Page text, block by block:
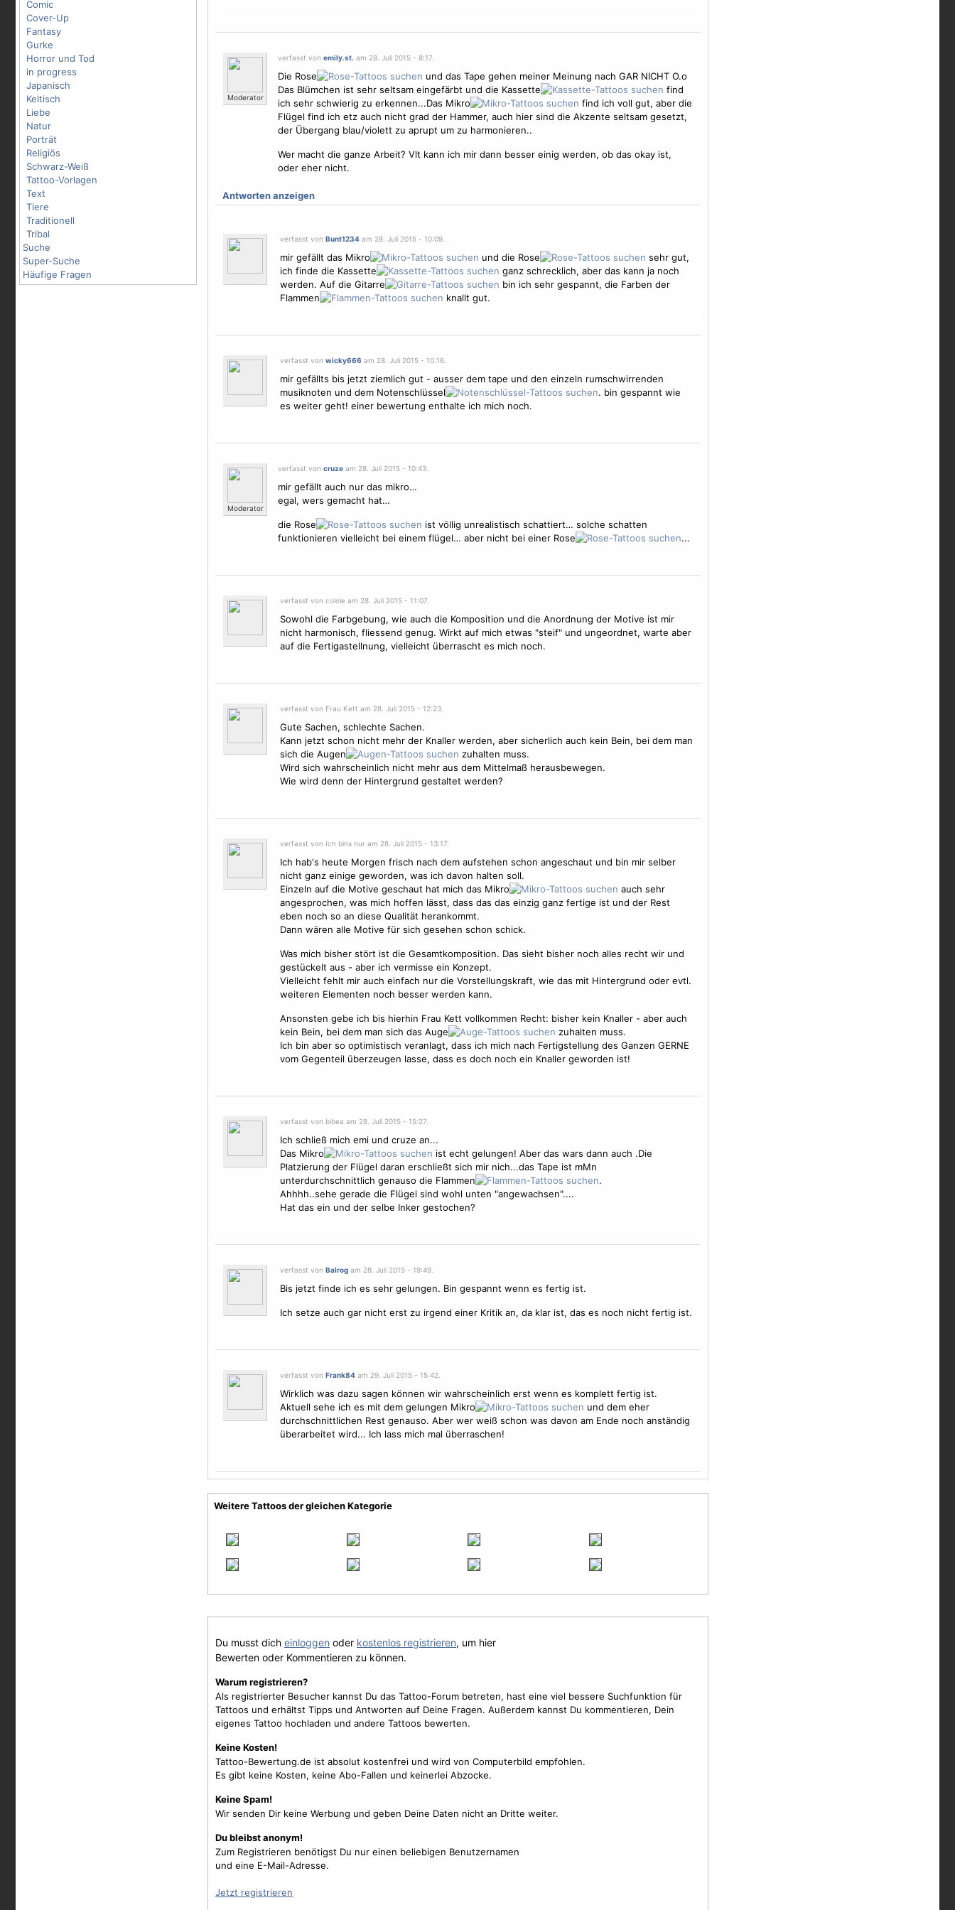
Comic
Cover-Up
Fantasy
Gurke
Horror und Tod
in progress
Japanisch
Keltisch
Liebe
Natur
Porträt
Religiös
Schwarz-Weiß
Tattoo-Vorlagen
Text
Tiere
Traditionell
Tribal
Suche
Super-Suche
Häufige Fragen
Moderator
verfasst von emily.st. am 28. Juli 2015 - 8:17.
Die Rose
und das Tape gehen meiner Meinung nach GAR NICHT O.o
Das Blümchen ist sehr seltsam eingefärbt und die Kassette
find
ich sehr schwierig zu erkennen...Das Mikro
find ich voll gut, aber die
Flügel find ich etz auch nicht grad der Hammer, auch hier sind die Akzente seltsam gesetzt,
der Übergang blau/violett zu aprupt um zu harmonieren..
Wer macht die ganze Arbeit? Vlt kann ich mir dann besser einig werden, ob das okay ist,
oder eher nicht.
Antworten anzeigen
verfasst von Bunt1234am 28. Juli 2015 - 10:09.
mir gefällt das Mikro und die Rose
sehr gut,
ich finde die Kassette
ganz schrecklich, aber das kann ja noch
werden. Auf die Gitarre
bin ich sehr gespannt, die Farben der
Flammen
knallt gut.
verfasst von wicky666 am 28. Juli 2015 - 10:16.
mir gefällts bis jetzt ziemlich gut - ausser dem tape und den einzeln rumschwirrenden
musiknoten und dem Notenschlüssel
. bin gespannt wie
es weiter geht! einer bewertung enthalte ich mich noch.
Moderator
verfasst von cruzeam 28. Juli 2015 - 10:43.
mir gefällt auch nur das mikro…
egal, wers gemacht hat…
die Rose
ist völlig unrealistisch schattiert… solche schatten
funktionieren vielleicht bei einem flügel… aber nicht bei einer Rose
...
verfasst von colole am 28. Juli 2015 - 11:07.
Sowohl die Farbgebung, wie auch die Komposition und die Anordnung der Motive ist mir
nicht harmonisch, fliessend genug. Wirkt auf mich etwas "steif" und ungeordnet, warte aber
auf die Fertigastellnung, vielleicht überrascht es mich noch.
verfasst von Frau Kett am 28. Juli 2015 - 12:23.
Gute Sachen, schlechte Sachen.
Kann jetzt schon nicht mehr der Knaller werden, aber sicherlich auch kein Bein, bei dem man
sich die Augen
zuhalten muss.
Wird sich wahrscheinlich nicht mehr aus dem Mittelmaß herausbewegen.
Wie wird denn der Hintergrund gestaltet werden?
verfasst von Ich bins nur am 28. Juli 2015 - 13:17.
Ich hab's heute Morgen frisch nach dem aufstehen schon angeschaut und bin mir selber
nicht ganz einige geworden, was ich davon halten soll.
Einzeln auf die Motive geschaut hat mich das Mikro
auch sehr
angesprochen, was mich hoffen lässt, dass das das einzig ganz fertige ist und der Rest
eben noch so an diese Qualität herankommt.
Dann wären alle Motive für sich gesehen schon schick.
Was mich bisher stört ist die Gesamtkomposition. Das sieht bisher noch alles recht wir und
gestückelt aus - aber ich vermisse ein Konzept.
Vielleicht fehlt mir auch einfach nur die Vorstellungskraft, wie das mit Hintergrund oder evtl.
weiteren Elementen noch besser werden kann.
Ansonsten gebe ich bis hierhin Frau Kett vollkommen Recht: bisher kein Knaller - aber auch
kein Bein, bei dem man sich das Auge
zuhalten muss.
Ich bin aber so optimistisch veranlagt, dass ich mich nach Fertigstellung des Ganzen GERNE
vom Gegenteil überzeugen lasse, dass es doch noch ein Knaller geworden ist!
verfasst von bibea am 28. Juli 2015 - 15:27.
Ich schließ mich emi und cruze an...
Das Mikro
ist echt gelungen! Aber das wars dann auch .Die
Platzierung der Flügel daran erschließt sich mir nich...das Tape ist mMn
unterdurchschnittlich genauso die Flammen
.
Ahhhh..sehe gerade die Flügel sind wohl unten "angewachsen"....
Hat das ein und der selbe Inker gestochen?
verfasst von Balrogam 28. Juli 2015 - 19:49.
Bis jetzt finde ich es sehr gelungen. Bin gespannt wenn es fertig ist.
Ich setze auch gar nicht erst zu irgend einer Kritik an, da klar ist, das es noch nicht fertig ist.
verfasst von Frank84am 29. Juli 2015 - 15:42.
Wirklich was dazu sagen können wir wahrscheinlich erst wenn es komplett fertig ist.
Aktuell sehe ich es mit dem gelungen Mikro
und dem eher
durchschnittlichen Rest genauso. Aber wer weiß schon was davon am Ende noch anständig
überarbeitet wird... Ich lass mich mal überraschen!
Weitere Tattoos der gleichen Kategorie
Du musst dich einloggen oder kostenlos registrieren, um hier
Bewerten oder Kommentieren zu können.
Warum registrieren?
Als registrierter Besucher kannst Du das Tattoo-Forum betreten, hast eine viel bessere Suchfunktion für
Tattoos und erhältst Tipps und Antworten auf Deine Fragen. Außerdem kannst Du kommentieren, Dein
eigenes Tattoo hochladen und andere Tattoos bewerten.
Keine Kosten!
Tattoo-Bewertung.de ist absolut kostenfrei und wird von Computerbild empfohlen.
Es gibt keine Kosten, keine Abo-Fallen und keinerlei Abzocke.
Keine Spam!
Wir senden Dir keine Werbung und geben Deine Daten nicht an Dritte weiter.
Du bleibst anonym!
Zum Registrieren benötigst Du nur einen beliebigen Benutzernamen
und eine E-Mail-Adresse.
Jetzt registrieren